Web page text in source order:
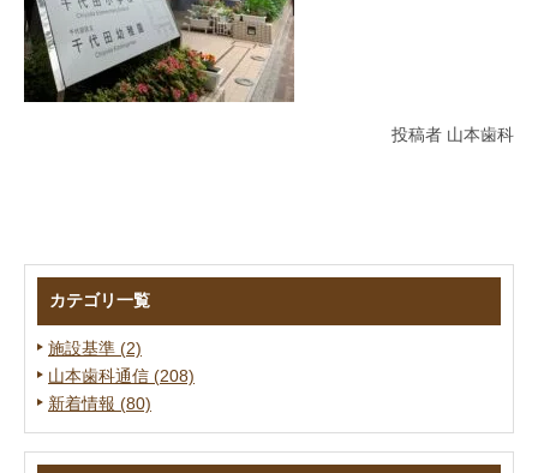
投稿者 山本歯科
カテゴリ一覧
施設基準 (2)
山本歯科通信 (208)
新着情報 (80)